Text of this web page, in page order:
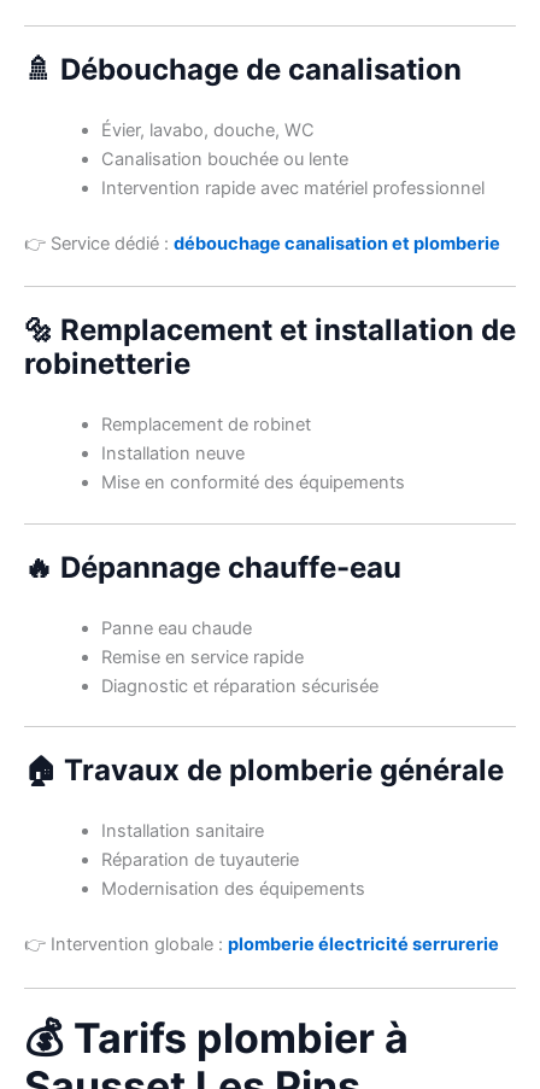
🚿 Débouchage de canalisation
Évier, lavabo, douche, WC
Canalisation bouchée ou lente
Intervention rapide avec matériel professionnel
👉 Service dédié : débouchage canalisation et plomberie
🔩 Remplacement et installation de
robinetterie
Remplacement de robinet
Installation neuve
Mise en conformité des équipements
🔥 Dépannage chauffe-eau
Panne eau chaude
Remise en service rapide
Diagnostic et réparation sécurisée
🏠 Travaux de plomberie générale
Installation sanitaire
Réparation de tuyauterie
Modernisation des équipements
👉 Intervention globale : plomberie électricité serrurerie
💰 Tarifs plombier à